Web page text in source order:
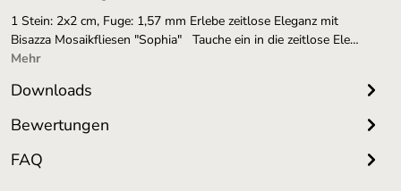
1 Stein: 2x2 cm, Fuge: 1,57 mm Erlebe zeitlose Eleganz mit
Bisazza Mosaikfliesen "Sophia" Tauche ein in die zeitlose Ele…
Mehr
Downloads
Bewertungen
FAQ